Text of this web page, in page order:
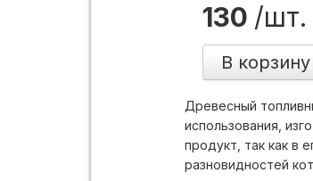
130 /шт.
В корзину
Древесный
использования,
продукт, так как в
разновидностей